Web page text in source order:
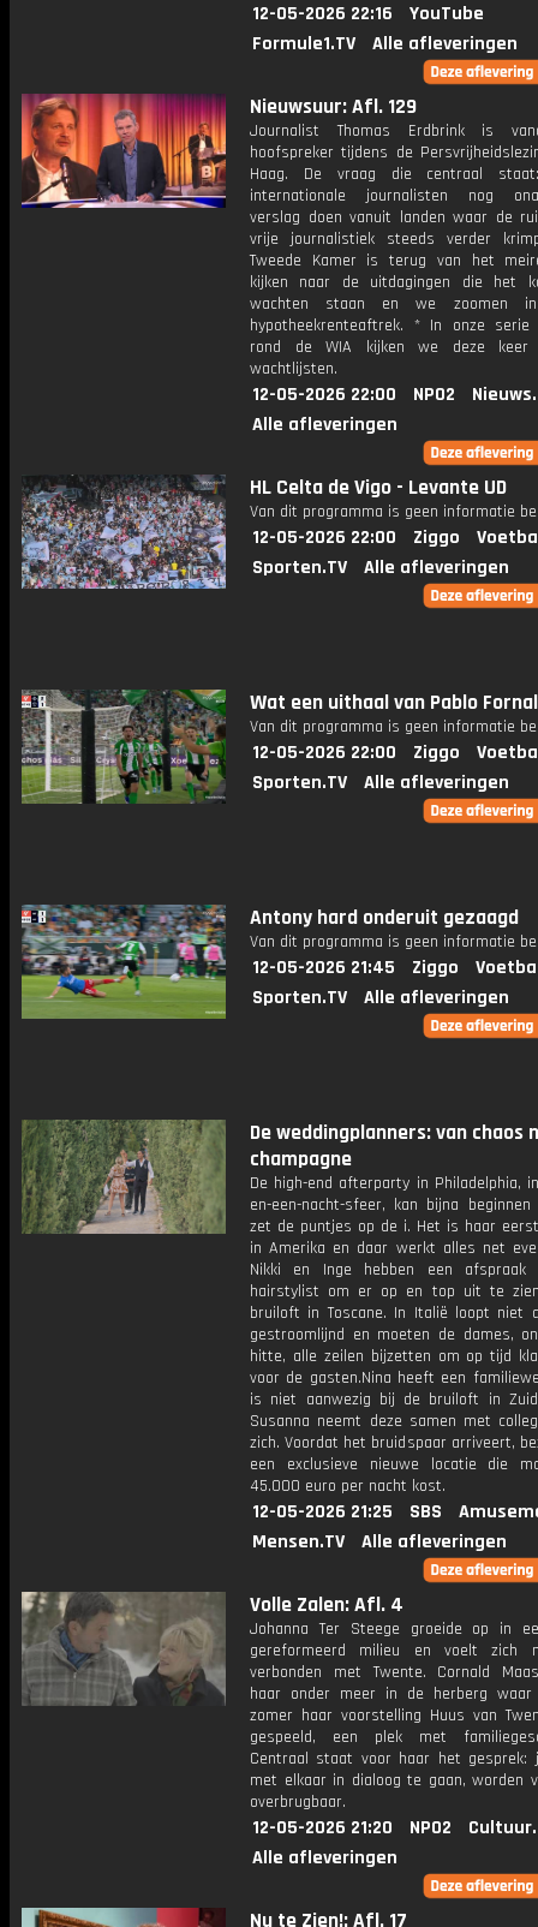
12-05-2026 22:16
YouTube
Formule1.TV
Alle afleveringen
Nieuwsuur: Afl. 129
Journalist Thomas Erdbrink is
hoofspreker tijdens de
Haag. De vraag die centraal
internationale journalisten nog
verslag doen vanuit landen waar de
vrije journalistiek steeds verder
Tweede Kamer is terug van het
kijken naar de uitdagingen die het
wachten staan en we zoomen
hypotheekrenteaftrek. * In onze serie
rond de WIA kijken we deze
wachtlijsten.
12-05-2026 22:00 NPO2
Alle afleveringen
HL Celta de Vigo - Levante UD
Van dit programma is geen informatie
12-05-2026 22:00 Ziggo
Sporten.TV
Alle afleveringen
Wat een uithaal van Pablo
Van dit programma is geen informatie
12-05-2026 22:00 Ziggo
Sporten.TV
Alle afleveringen
Antony hard onderuit gezaagd
Van dit programma is geen informatie
12-05-2026 21:45 Ziggo
Sporten.TV
Alle afleveringen
De weddingplanners: van chaos
champagne
De high-end afterparty in Philadelphia,
en-een-nacht-sfeer, kan bijna beginnen
zet de puntjes op de i. Het is haar
in Amerika en daar werkt alles net
Nikki en Inge hebben een afspraak
hairstylist om er op en top uit te
bruiloft in Toscane. In Italië loopt niet
gestroomlijnd en moeten de dames,
hitte, alle zeilen bijzetten om op tijd
voor de gasten.Nina heeft een
is niet aanwezig bij de bruiloft in
Susanna neemt deze samen met
zich. Voordat het bruidspaar arriveert,
een exclusieve nieuwe locatie die
45.000 euro per nacht kost.
12-05-2026 21:25 SBS
Mensen.TV
Alle afleveringen
Volle Zalen: Afl. 4
Johanna Ter Steege groeide op in
gereformeerd milieu en voelt zich
verbonden met Twente. Cornald
haar onder meer in de herberg waar
zomer haar voorstelling Huus van
gespeeld, een plek met
Centraal staat voor haar het gesprek:
met elkaar in dialoog te gaan, worden
overbrugbaar.
12-05-2026 21:20 NPO2
Alle afleveringen
Nu te Zien!: Afl. 17